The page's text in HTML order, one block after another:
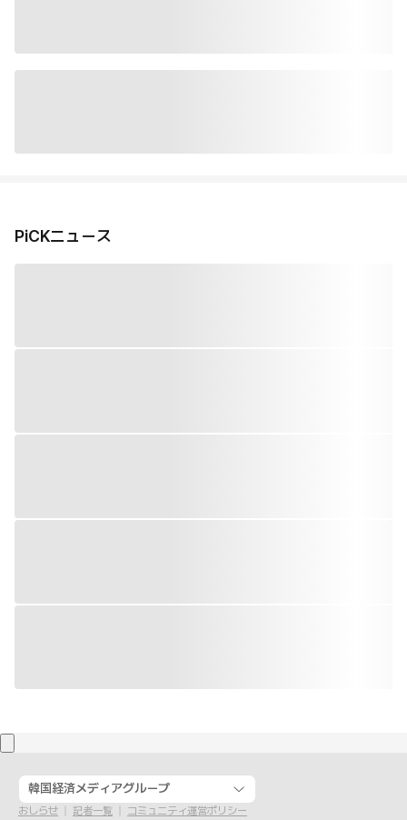
PiCKニュース
韓国経済メディアグループ
おしらせ 記者一覧
コミュニティ運営ポリシー